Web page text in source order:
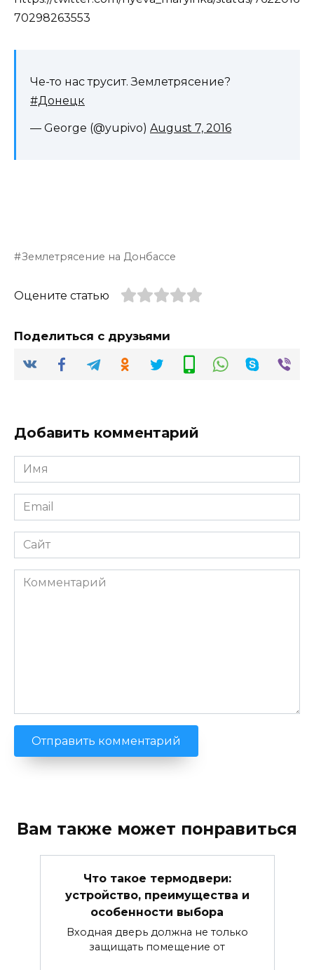
70298263553
Че-то нас трусит. Землетрясение?
#Донецк
— George (@yupivo) August 7, 2016
Землетрясение на Донбассе
Оцените статью
Поделиться с друзьями
Добавить комментарий
Имя
*
Email
*
Сайт
Комментарий
Вам также может понравиться
Что такое термодвери:
устройство, преимущества и
особенности выбора
Входная дверь должна не только
защищать помещение от